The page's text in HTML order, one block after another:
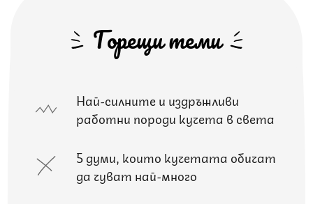
Горещи теми
Най-силните и издръжливи
работни породи кучета в света
5 думи, които кучетата обичат
да чуват най-много